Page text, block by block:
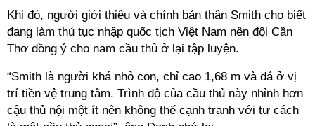
Khi đó, người giới thiệu và chính bản thân Smith cho biết
đang làm thủ tục nhập quốc tịch Việt Nam nên đội Cần
Thơ đồng ý cho nam cầu thủ ở lại tập luyện.
“Smith là người khá nhỏ con, chỉ cao 1,68 m và đá ở vị
trí tiền vệ trung tâm. Trình độ của cầu thủ này nhỉnh hơn
cậu thủ nội một ít nên không thể cạnh tranh với tư cách